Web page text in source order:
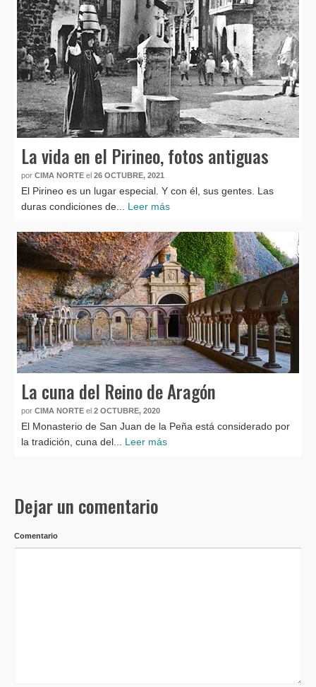
La vida en el Pirineo, fotos antiguas
por CIMA NORTE el 26 OCTUBRE, 2021
El Pirineo es un lugar especial. Y con él, sus gentes. Las
duras condiciones de... Leer más
La cuna del Reino de Aragón
por CIMA NORTE el 2 OCTUBRE, 2020
El Monasterio de San Juan de la Peña está considerado por
la tradición, cuna del... Leer más
Dejar un comentario
Comentario